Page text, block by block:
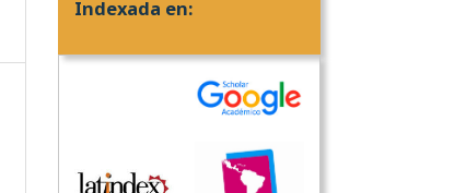
Indexada en: